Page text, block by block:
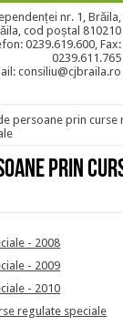
nr. 1, Brăila,
cod poștal 810210
0239.619.600, Fax:
0239.611.765
consiliu@cjbraila.ro
persoane prin curse
prin
- 2008
- 2009
- 2010
regulate speciale